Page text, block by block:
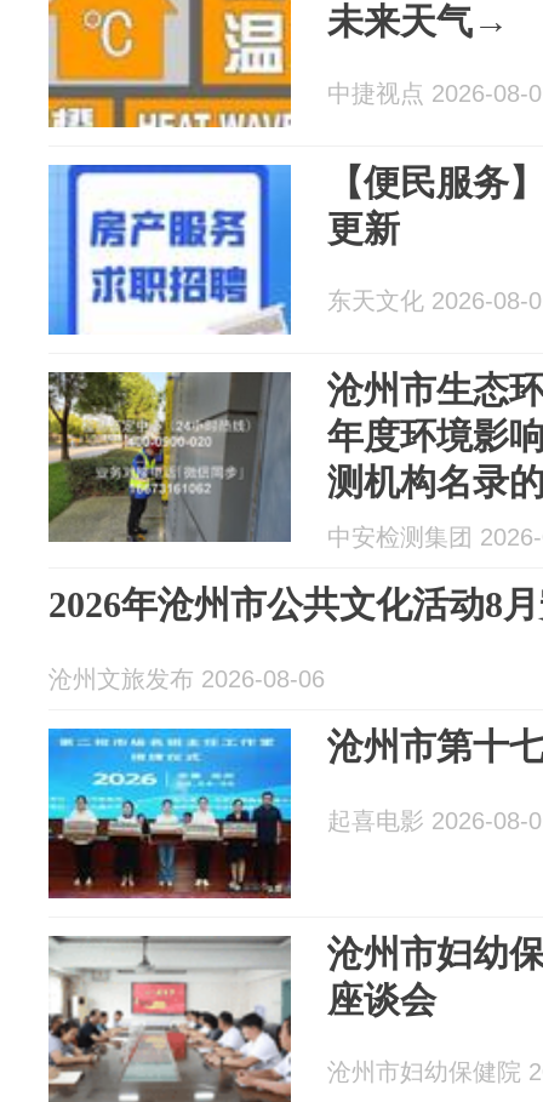
未来天气→
中捷视点 2026-08-
【便民服务
更新
东天文化 2026-08-
沧州市生态
年度环境影
测机构名录
中安检测集团
2026年沧州市公共文化活动8
沧州文旅发布 2026-08-06
沧州市第十
起喜电影 2026-08-
沧州市妇幼
座谈会
沧州市妇幼保健院